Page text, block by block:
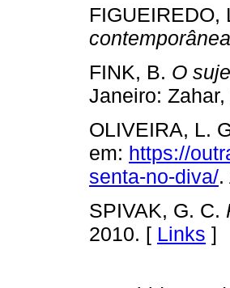
FIGUEIREDO,
contemporânea
FINK, B. O
Janeiro:
OLIVEIRA, L.
em: https://
senta-no-diva/.
SPIVAK, G. C.
2010. [ Links ]